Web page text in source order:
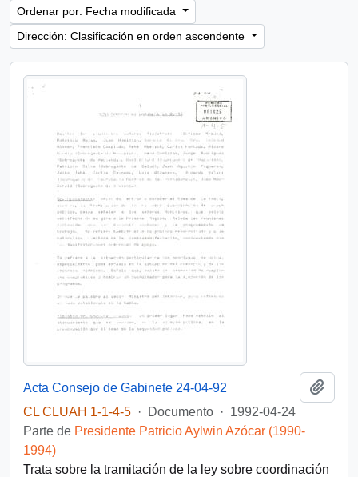
Ordenar por: Fecha modificada
Dirección: Clasificación en orden ascendente
Acta Consejo de Gabinete 24-04-92
CL CLUAH 1-1-4-5 · Documento · 1992-04-24
Parte de Presidente Patricio Aylwin Azócar (1990-
1994)
Trata sobre la tramitación de la ley sobre coordinación